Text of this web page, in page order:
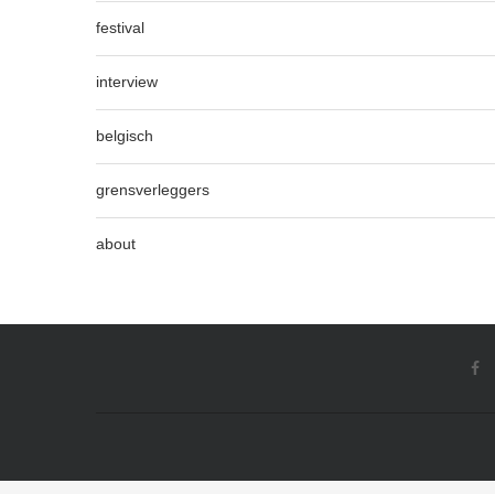
festival
interview
belgisch
grensverleggers
about